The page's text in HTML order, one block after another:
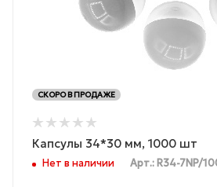
СКОРО В ПРОДАЖЕ
Капсулы 34*30 мм, 1000 шт
Нет в наличии Арт.: R34-7NP/